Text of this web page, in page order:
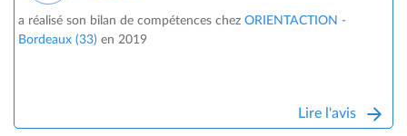
a réalisé son bilan de compétences chez ORIENTACTION -
Bordeaux (33) en 2019
Lire l'avis